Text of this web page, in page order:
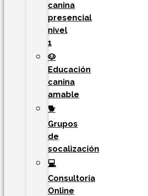
canina
presencial
nivel
1
🐶
Educación
canina
amable
🐕
Grupos
de
socalización
💻
Consultoria
Online